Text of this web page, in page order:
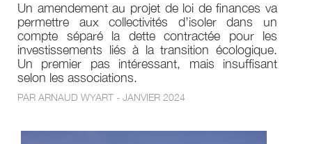
Un amendement au projet de loi de finances va
permettre aux collectivités d’isoler dans un
compte séparé la dette contractée pour les
investissements liés à la transition écologique.
Un premier pas intéressant, mais insuffisant
selon les associations.
PAR ARNAUD WYART - JANVIER 2024